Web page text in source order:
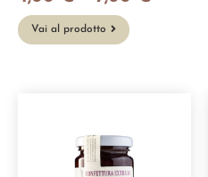
Vai al prodotto